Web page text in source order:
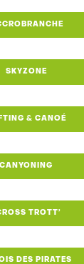
& CSE
& CSE
SKYZONE
& CANOÉ
CANYONING
TROTT’
DES PIRATES